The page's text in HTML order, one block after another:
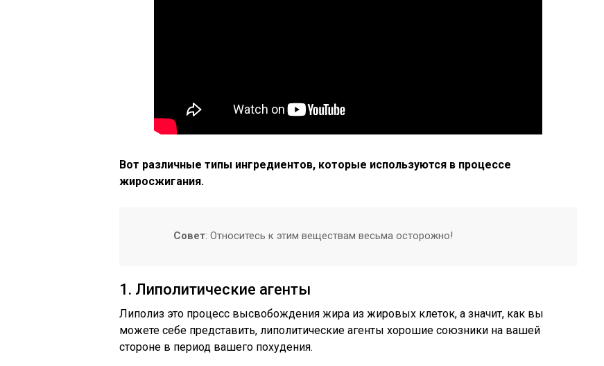
Вот различные типы ингредиентов, которые используются в процессе
жиросжигания.
Совет: Относитесь к этим веществам весьма осторожно!
1. Липолитические агенты
Липолиз это процесс высвобождения жира из жировых клеток, а значит, как вы
можете себе представить, липолитические агенты хорошие союзники на вашей
стороне в период вашего похудения.